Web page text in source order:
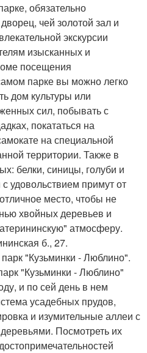
обязательно
чей золотой зал и
экскурсии
изысканных и
посещения
парке вы можно легко
дом культуры или
сил, побывать с
покататься на
на специальной
территории. Также в
белки, синицы, голуби и
удовольствием примут от
место, чтобы не
хвойных деревьев и
атмосферу.
б., 27.
"Кузьминки - Люблино".
"Кузьминки - Люблино"
и по сей день в нем
усадебных прудов,
и изумительные аллеи с
Посмотреть их